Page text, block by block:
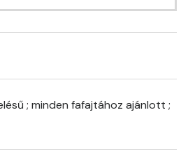
; minden fafajtához ajánlott ;